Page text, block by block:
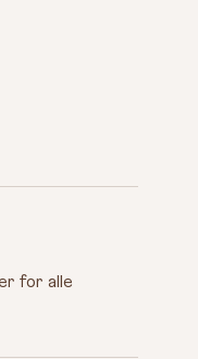
for alle